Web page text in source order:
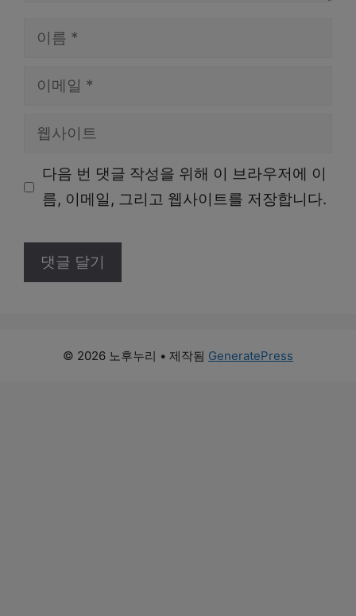
일
다음 번 댓글 작성을 위해 이 브라우저에 이
름, 이메일, 그리고 웹사이트를 저장합니다.
© 2026 노후누리 • 제작됨 GeneratePress